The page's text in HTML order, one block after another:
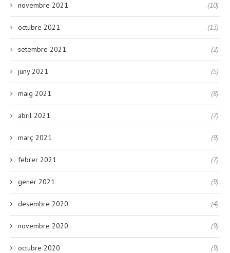
novembre 2021 (10)
octubre 2021 (13)
setembre 2021 (2)
juny 2021 (5)
maig 2021 (8)
abril 2021 (7)
març 2021 (9)
febrer 2021 (7)
gener 2021 (9)
desembre 2020 (4)
novembre 2020 (9)
octubre 2020 (9)